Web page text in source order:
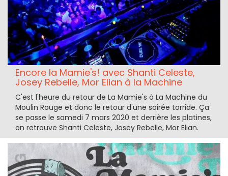
Encore la Mamie's! avec Shanti Celeste,
Josey Rebelle, Mor Elian à la Machine
C'est l'heure du retour de La Mamie's à La Machine du
Moulin Rouge et donc le retour d'une soirée torride. Ça
se passe le samedi 7 mars 2020 et derrière les platines,
on retrouve Shanti Celeste, Josey Rebelle, Mor Elian.